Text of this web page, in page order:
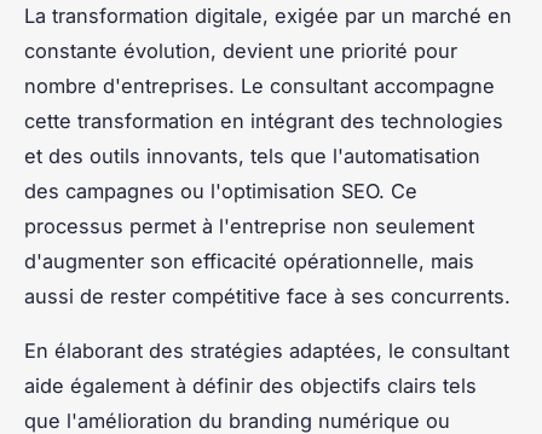
La transformation digitale, exigée par un marché en
constante évolution, devient une priorité pour
nombre d'entreprises. Le consultant accompagne
cette transformation en intégrant des technologies
et des outils innovants, tels que l'automatisation
des campagnes ou l'optimisation SEO. Ce
processus permet à l'entreprise non seulement
d'augmenter son efficacité opérationnelle, mais
aussi de rester compétitive face à ses concurrents.
En élaborant des stratégies adaptées, le consultant
aide également à définir des objectifs clairs tels
que l'amélioration du branding numérique ou